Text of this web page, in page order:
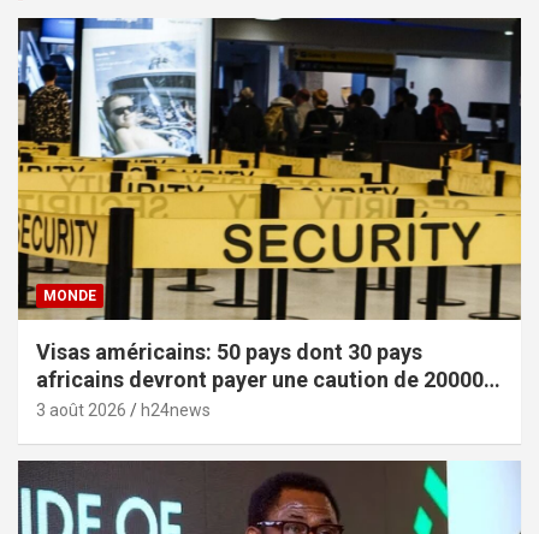
MONDE
Visas américains: 50 pays dont 30 pays
africains devront payer une caution de 20000
dollars
3 août 2026 h24news